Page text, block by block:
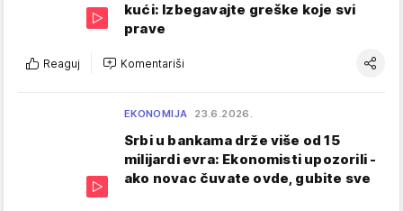
kući: Izbegavajte greške koje svi
prave
Reaguj Komentariši
EKONOMIJA 23.6.2026.
Srbi u bankama drže više od 15
milijardi evra: Ekonomisti upozorili -
ako novac čuvate ovde, gubite sve